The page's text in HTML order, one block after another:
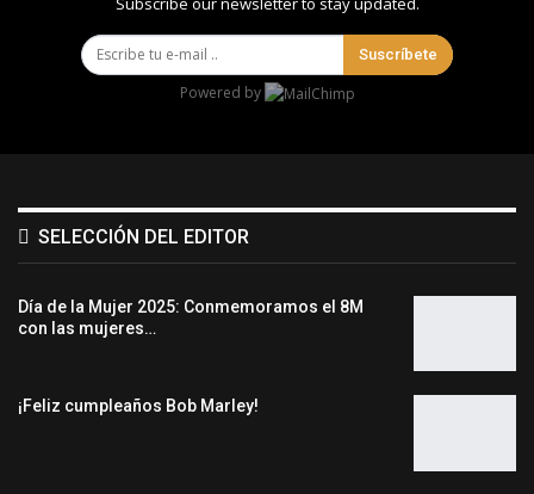
Suscríbete
Powered by
SELECCIÓN DEL EDITOR
Día de la Mujer 2025: Conmemoramos el 8M
con las mujeres…
¡Feliz cumpleaños Bob Marley!